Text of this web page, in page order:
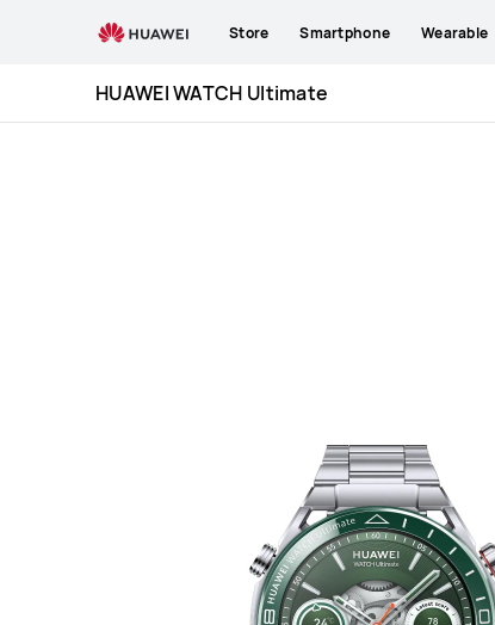
Specification
Store Smartphone Wearable
HUAWEI WATCH Ultimate